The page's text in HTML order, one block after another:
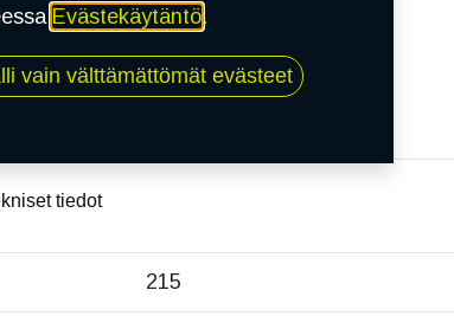
tiedot
215
Evästekäytäntö.
vain välttämättömät evästeet